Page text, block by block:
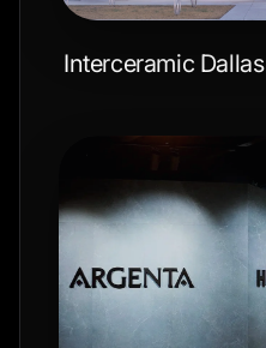
Interceramic Dallas